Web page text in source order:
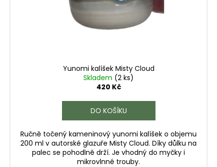
Yunomi kalíšek Misty Cloud
Skladem (2 ks)
420 Kč
DO KOŠÍKU
Ručně točený kameninový yunomi kalíšek o objemu
200 ml v autorské glazuře Misty Cloud. Díky důlku na
palec se pohodlně drží. Je vhodný do myčky i
mikrovlnné trouby.